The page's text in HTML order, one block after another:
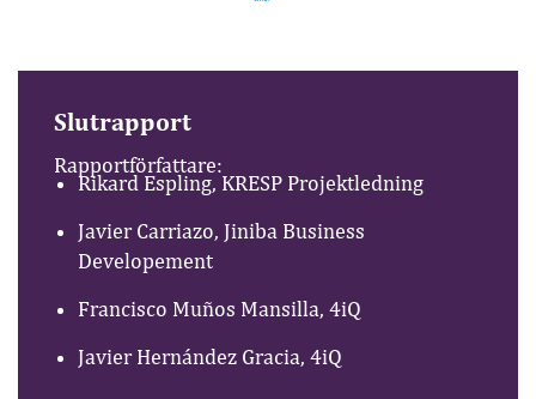
Slutrapport
Rapportförfattare:
Rikard Espling, KRESP Projektledning
Javier Carriazo, Jiniba Business
Developement
Francisco Muños Mansilla, 4iQ
Javier Hernández Gracia, 4iQ